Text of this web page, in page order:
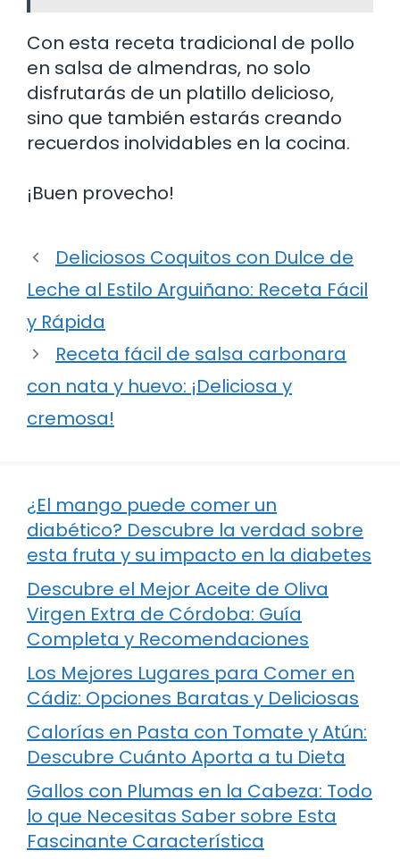
Con esta receta tradicional de pollo
en salsa de almendras, no solo
disfrutarás de un platillo delicioso,
sino que también estarás creando
recuerdos inolvidables en la cocina.
¡Buen provecho!
Deliciosos Coquitos con Dulce de
Leche al Estilo Arguiñano: Receta Fácil
y Rápida
Receta fácil de salsa carbonara
con nata y huevo: ¡Deliciosa y
cremosa!
¿El mango puede comer un
diabético? Descubre la verdad sobre
esta fruta y su impacto en la diabetes
Descubre el Mejor Aceite de Oliva
Virgen Extra de Córdoba: Guía
Completa y Recomendaciones
Los Mejores Lugares para Comer en
Cádiz: Opciones Baratas y Deliciosas
Calorías en Pasta con Tomate y Atún:
Descubre Cuánto Aporta a tu Dieta
Gallos con Plumas en la Cabeza: Todo
lo que Necesitas Saber sobre Esta
Fascinante Característica